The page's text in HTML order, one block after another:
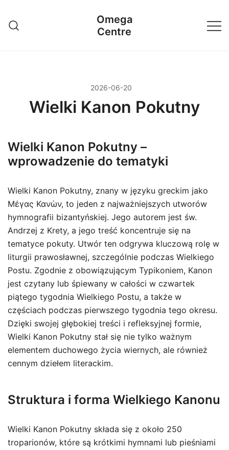
treści
Omega
Centre
2026-06-20
Wielki Kanon Pokutny
Wielki Kanon Pokutny –
wprowadzenie do tematyki
Wielki Kanon Pokutny, znany w języku greckim jako
Μέγας Κανὼν, to jeden z najważniejszych utworów
hymnografii bizantyńskiej. Jego autorem jest św.
Andrzej z Krety, a jego treść koncentruje się na
tematyce pokuty. Utwór ten odgrywa kluczową rolę w
liturgii prawosławnej, szczególnie podczas Wielkiego
Postu. Zgodnie z obowiązującym Typikoniem, Kanon
jest czytany lub śpiewany w całości w czwartek
piątego tygodnia Wielkiego Postu, a także w
częściach podczas pierwszego tygodnia tego okresu.
Dzięki swojej głębokiej treści i refleksyjnej formie,
Wielki Kanon Pokutny stał się nie tylko ważnym
elementem duchowego życia wiernych, ale również
cennym dziełem literackim.
Struktura i forma Wielkiego Kanonu
Wielki Kanon Pokutny składa się z około 250
troparionów, które są krótkimi hymnami lub pieśniami